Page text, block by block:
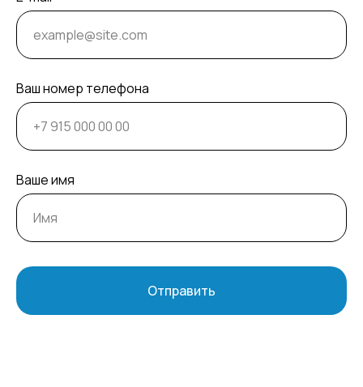
Ваш номер телефона
Ваше имя
Отправить